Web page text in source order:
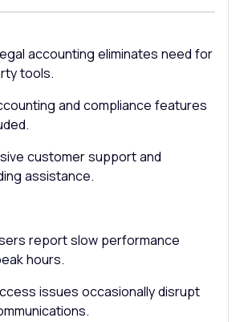
accounting eliminates need for
tools.
and compliance features
customer support and
assistance.
report slow performance
hours.
issues occasionally disrupt